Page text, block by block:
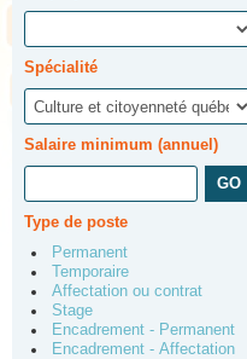
Spécialité
Salaire minimum (annuel)
Type de poste
Permanent
Temporaire
Affectation ou contrat
Stage
Encadrement - Permanent
Encadrement - Affectation